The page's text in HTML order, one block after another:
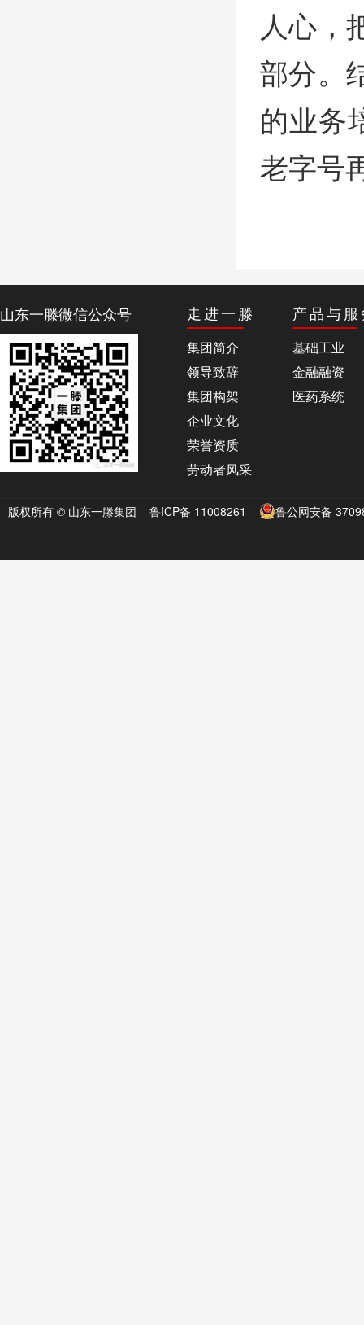
人心，
部分。
的业务
老字号
山东一滕微信公众号 走进一滕
集团简介
领导致辞
集团构架
企业文化
荣誉资质
劳动者风采
产品与
基础工业
金融融资
医药系统
版权所有 © 山东一滕集团 鲁ICP备 11008261 鲁公网安备